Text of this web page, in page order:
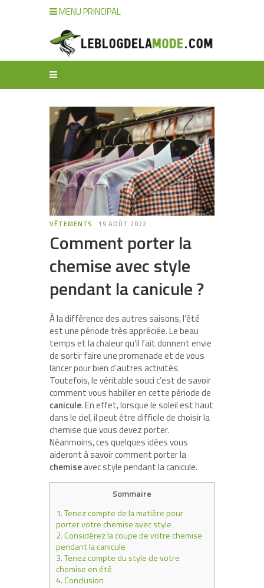
MENU PRINCIPAL
VÊTEMENTS 19 AOÛT 2022
Comment porter la
chemise avec style
pendant la canicule ?
À la différence des autres saisons, l’été
est une période très appréciée. Le beau
temps et la chaleur qu’il fait donnent envie
de sortir faire une promenade et de vous
lancer pour bien d’autres activités.
Toutefois, le véritable souci c’est de savoir
comment vous habiller en cette période de
canicule. En effet, lorsque le soleil est haut
dans le ciel, il peut être difficile de choisir la
chemise que vous devez porter.
Néanmoins, ces quelques idées vous
aideront à savoir comment porter la
chemiseavec style pendant la canicule.
Sommaire
1.Tenez compte de la matière pour
porter votre chemise avec style
2.Considérez la coupe de votre chemise
pendant la canicule
3.Tenez compte du style de votre
chemise en été
4.Conclusion